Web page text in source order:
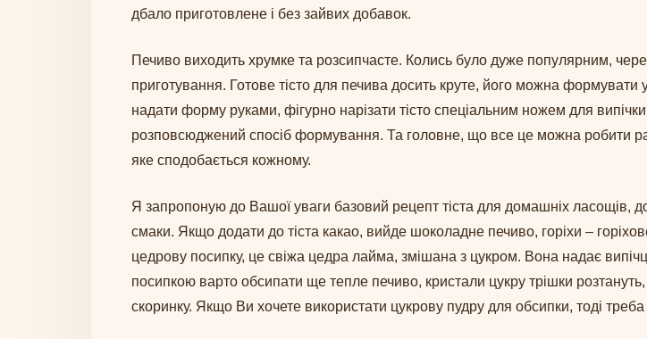
дбало приготовлене і без зайвих добавок.
Печиво виходить хрумке та розсипчасте. Колись було дуже популярним,
приготування. Готове тісто для печива досить круте, його можна формувати
надати форму руками, фігурно нарізати тісто спеціальним ножем для
розповсюджений спосіб формування. Та головне, що все це можна робити
яке сподобається кожному.
Я запропоную до Вашої уваги базовий рецепт тіста для домашніх ласощів,
смаки. Якщо додати до тіста какао, вийде шоколадне печиво, горіхи –
цедрову посипку, це свіжа цедра лайма, змішана з цукром. Вона надає
посипкою варто обсипати ще тепле печиво, кристали цукру трішки
скоринку. Якщо Ви хочете використати цукрову пудру для обсипки, тоді